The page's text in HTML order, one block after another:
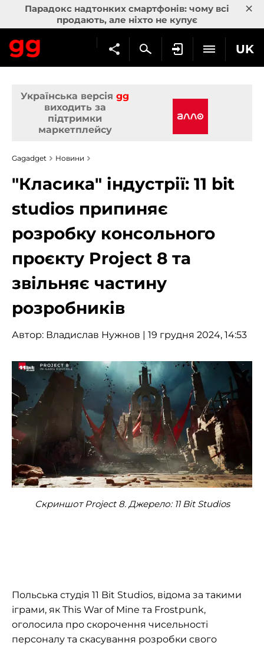
Парадокс надтонких смартфонів: чому всі
продають, але ніхто не купує
×
UK
Українська версія gg
виходить за
підтримки
маркетплейсу
Gagadget Новини
"Класика" індустрії: 11 bit
studios припиняє
розробку консольного
проєкту Project 8 та
звільняє частину
розробників
Автор: Владислав Нужнов | 19 грудня 2024, 14:53
Скриншот Project 8. Джерело: 11 Bit Studios
Польська студія 11 Bit Studios, відома за такими
іграми, як This War of Mine та Frostpunk,
оголосила про скорочення чисельності
персоналу та скасування розробки свого